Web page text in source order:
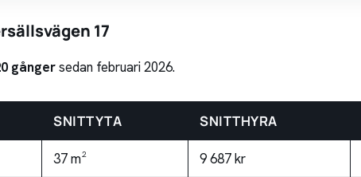
17
gångersedan februari 2026.
SNITTYTA SNITTHYRA
37 m² 9 687 kr